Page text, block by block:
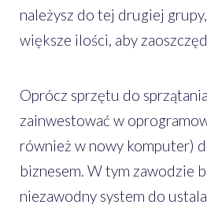
należysz do tej drugiej
większe ilości, aby
Oprócz sprzętu do
zainwestować w
również w nowy komputer)
biznesem. W tym zawodzie
niezawodny system do